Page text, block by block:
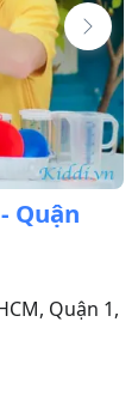
Quận
, Quận 1,